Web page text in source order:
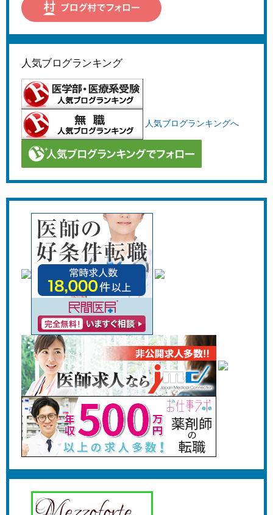
人気ブログランキング
人気ブログランキングへ